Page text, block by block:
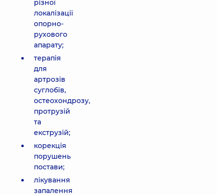
різної
локалізації
опорно-
рухового
апарату;
терапія
для
артрозів
суглобів,
остеохондрозу,
протрузій
та
екструзій;
корекція
порушень
постави;
лікування
запалення